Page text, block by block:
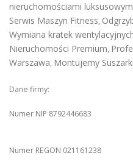
nieruchomościami
Serwis Maszyn Fitness,
Wymiana kratek
Nieruchomości Premium,
Warszawa, Montujemy
Dane firmy:
Numer NIP 8792446683
Numer REGON 021161238